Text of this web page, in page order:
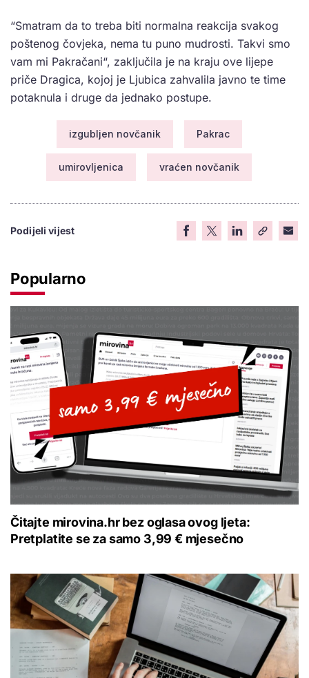
“Smatram da to treba biti normalna reakcija svakog
poštenog čovjeka, nema tu puno mudrosti. Takvi smo
vam mi Pakračani“, zaključila je na kraju ove lijepe
priče Dragica, kojoj je Ljubica zahvalila javno te time
potaknula i druge da jednako postupe.
izgubljen novčanik Pakrac
umirovljenica vraćen novčanik
Podijeli vijest
Popularno
Čitajte mirovina.hr bez oglasa ovog ljeta:
Pretplatite se za samo 3,99 € mjesečno